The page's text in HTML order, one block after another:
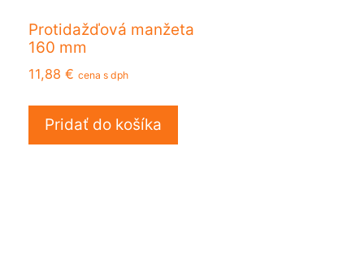
Protidažďová manžeta
160 mm
11,88 € cena s dph
Pridať do košíka